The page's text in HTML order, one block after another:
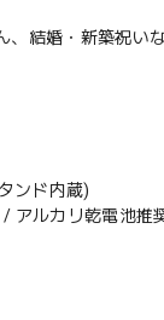
、結婚・新築祝い
ンド内蔵)
アルカリ乾電池推